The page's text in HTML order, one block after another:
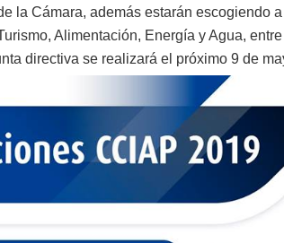
la Cámara, además estarán escogiendo
Alimentación, Energía y Agua, entre
directiva se realizará el próximo 9 de